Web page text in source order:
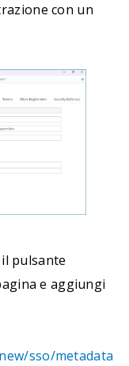
con un
il pulsante
e aggiungi
sso/metadata